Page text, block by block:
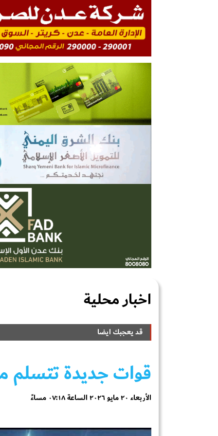
اخبار محلية
قد يعجبك ايضا
قوات جديدة تتسلم
الأربعاء ٢٠ مايو ٢٠٢٦ الساعة ٠٧:١٨ مساءً